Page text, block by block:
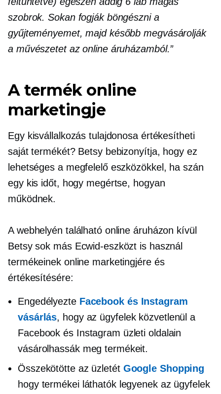
szobrok. Sokan fogják böngészni a
gyűjteményemet, majd később megvásárolják
a művészetet az online áruházamból.”
A termék online
marketingje
Egy kisvállalkozás tulajdonosa értékesítheti
saját termékét? Betsy bebizonyítja, hogy ez
lehetséges a megfelelő eszközökkel, ha szán
egy kis időt, hogy megértse, hogyan
működnek.
A webhelyén található online áruházon kívül
Betsy sok más Ecwid-eszközt is használ
termékeinek online marketingjére és
értékesítésére:
Engedélyezte Facebook és Instagram
vásárlás, hogy az ügyfelek közvetlenül a
Facebook és Instagram üzleti oldalain
vásárolhassák meg termékeit.
Összekötötte az üzletét Google Shopping
hogy termékei láthatók legyenek az ügyfelek